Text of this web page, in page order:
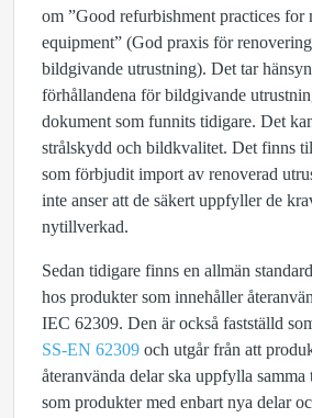
om ”Good refurbishment practices for
equipment” (God praxis för
bildgivande utrustning). Det tar
förhållandena för bildgivande
dokument som funnits tidigare. Det
strålskydd och bildkvalitet. Det finns
som förbjudit import av renoverad
inte anser att de säkert uppfyller de
nytillverkad.
Sedan tidigare finns en allmän
hos produkter som innehåller
IEC 62309. Den är också fastställd
SS-EN 62309 och utgår från att
återanvända delar ska uppfylla samma
som produkter med enbart nya delar